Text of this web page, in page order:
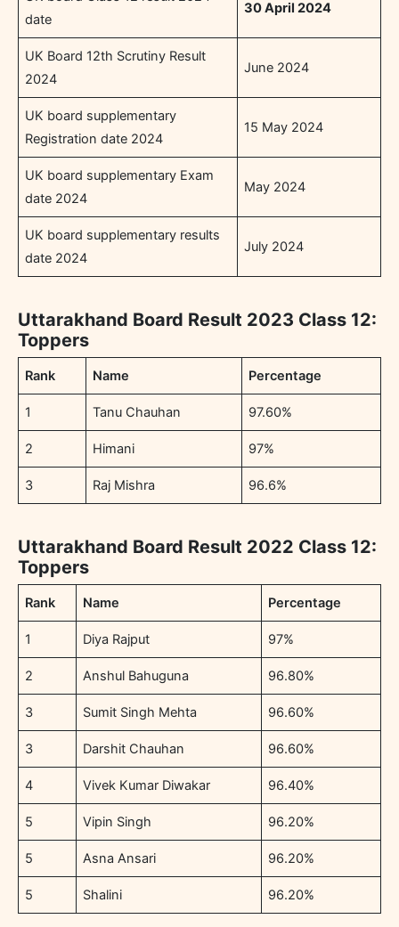
date
30 April 2024
UK Board 12th Scrutiny Result
2024
June 2024
UK board supplementary
Registration date 2024
15 May 2024
UK board supplementary Exam
date 2024
May 2024
UK board supplementary results
date 2024
July 2024
Uttarakhand Board Result 2023 Class 12:
Toppers
Rank Name Percentage
1 Tanu Chauhan 97.60%
2 Himani 97%
3 Raj Mishra 96.6%
Uttarakhand Board Result 2022 Class 12:
Toppers
Rank Name Percentage
1 Diya Rajput 97%
2 Anshul Bahuguna 96.80%
3 Sumit Singh Mehta 96.60%
3 Darshit Chauhan 96.60%
4 Vivek Kumar Diwakar 96.40%
5 Vipin Singh 96.20%
5 Asna Ansari 96.20%
5 Shalini 96.20%